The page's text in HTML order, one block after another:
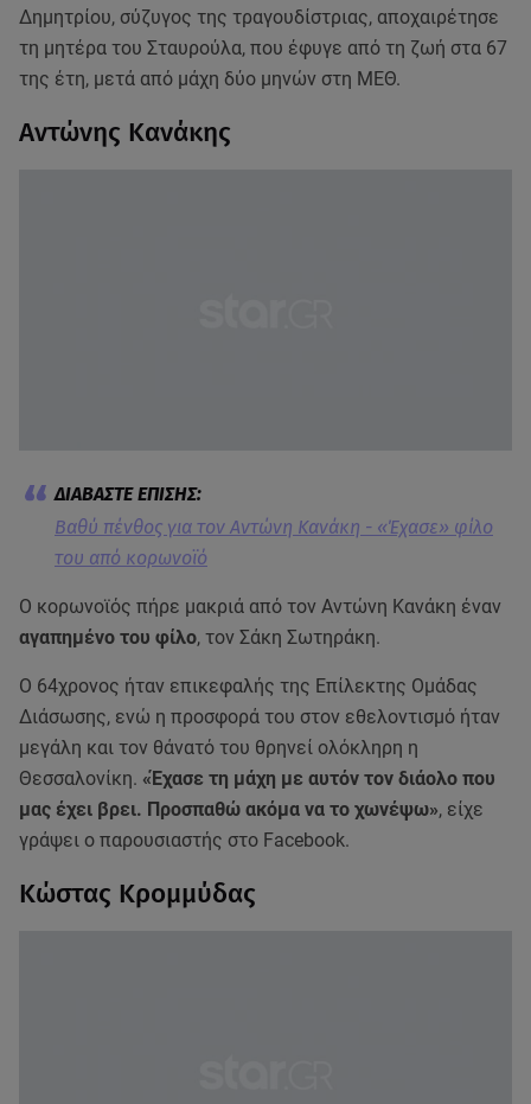
Δημητρίου, σύζυγος της τραγουδίστριας, αποχαιρέτησε
τη μητέρα του Σταυρούλα, που έφυγε από τη ζωή στα 67
της έτη, μετά από μάχη δύο μηνών στη ΜΕΘ.
Αντώνης Κανάκης
Βαθύ πένθος για τον Αντώνη Κανάκη - «Έχασε» φίλο
του από κορωνοϊό
O κορωνοϊός πήρε μακριά από τον Αντώνη Κανάκη έναν
αγαπημένο του φίλο, τον Σάκη Σωτηράκη.
Ο 64χρονος ήταν επικεφαλής της Επίλεκτης Ομάδας
Διάσωσης, ενώ η προσφορά του στον εθελοντισμό ήταν
μεγάλη και τον θάνατό του θρηνεί ολόκληρη η
Θεσσαλονίκη. «Έχασε τη μάχη με αυτόν τον διάολο που
μας έχει βρει. Προσπαθώ ακόμα να το χωνέψω», είχε
γράψει ο παρουσιαστής στο Facebook.
Κώστας Κρομμύδας